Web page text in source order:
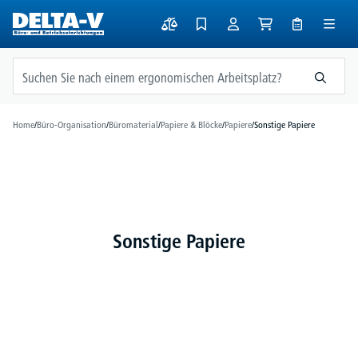
springen
Home/Büro-Organisation/Büromaterial/Papiere & Blöcke/Papiere/Sonstige Papiere
Sonstige Papiere